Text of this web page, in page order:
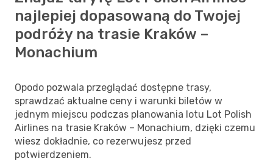
najlepiej dopasowaną do Twojej
podróży na trasie Kraków –
Monachium
Opodo pozwala przeglądać dostępne trasy,
sprawdzać aktualne ceny i warunki biletów w
jednym miejscu podczas planowania lotu Lot Polish
Airlines na trasie Kraków – Monachium, dzięki czemu
wiesz dokładnie, co rezerwujesz przed
potwierdzeniem.